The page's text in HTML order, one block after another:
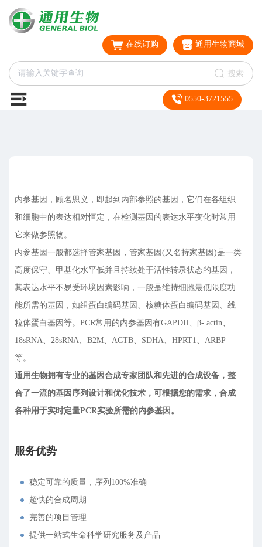
在线订购 通用生物商城
搜索
0550-3721555
内参基因，顾名思义，即起到内部参照的基因，它们在各组织
和细胞中的表达相对恒定，在检测基因的表达水平变化时常用
它来做参照物。
内参基因一般都选择管家基因，管家基因(又名持家基因)是一类
高度保守、甲基化水平低并且持续处于活性转录状态的基因，
其表达水平不易受环境因素影响，一般是维持细胞最低限度功
能所需的基因，如组蛋白编码基因、核糖体蛋白编码基因、线
粒体蛋白基因等。PCR常用的内参基因有GAPDH、β- actin、
18sRNA、28sRNA、B2M、ACTB、SDHA、HPRT1、ARBP
等。
通用生物拥有专业的基因合成专家团队和先进的合成设备，整
合了一流的基因序列设计和优化技术，可根据您的需求，合成
各种用于实时定量PCR实验所需的内参基因。
服务优势
稳定可靠的质量，序列100%准确
超快的合成周期
完善的项目管理
提供一站式生命科学研究服务及产品